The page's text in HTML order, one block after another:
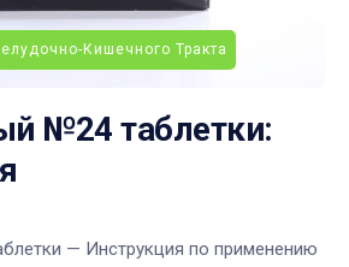
Кишечного Тракта
№24 таблетки:
— Инструкция по применению